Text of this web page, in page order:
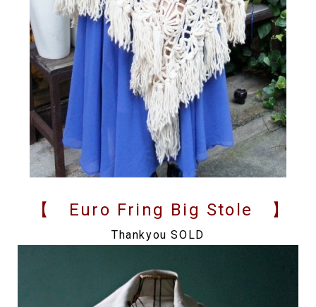
【 Euro Fring Big Stole 】
Thankyou SOLD